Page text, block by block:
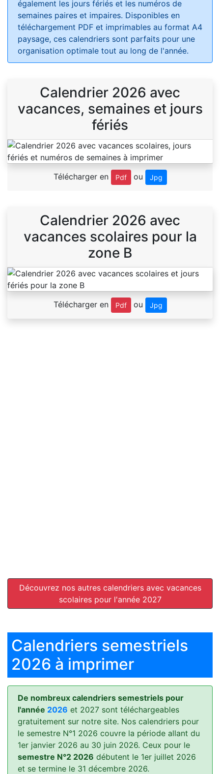
également les jours fériés et les numéros de
semaines paires et impaires. Disponibles en
téléchargement PDF et imprimables au format A4
paysage, ces calendriers sont parfaits pour une
organisation optimale tout au long de l'année.
Calendrier 2026 avec
vacances, semaines et jours
fériés
Télécharger en Pdf ou Jpg
Calendrier 2026 avec
vacances scolaires pour la
zone B
Télécharger en Pdf ou Jpg
Découvrez nos autres calendriers avec vacances
scolaires pour l'année 2027
Calendriers semestriels
2026 à imprimer
De nombreux calendriers semestriels pour
l'année 2026 et 2027 sont téléchargeables
gratuitement sur notre site. Nos calendriers pour
le semestre N°1 2026 couvre la période allant du
1er janvier 2026 au 30 juin 2026. Ceux pour le
semestre N°2 2026 débutent le 1er juillet 2026
et se termine le 31 décembre 2026.